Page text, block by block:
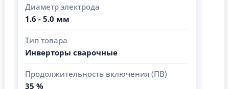
Диаметр электрода
1.6 - 5.0 мм
Тип товара
Инверторы сварочные
Продолжительность включения (ПВ)
35 %